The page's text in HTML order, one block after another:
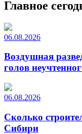
Главное
06.08.2026
Воздушная
голов
06.08.2026
Сколько
Сибири